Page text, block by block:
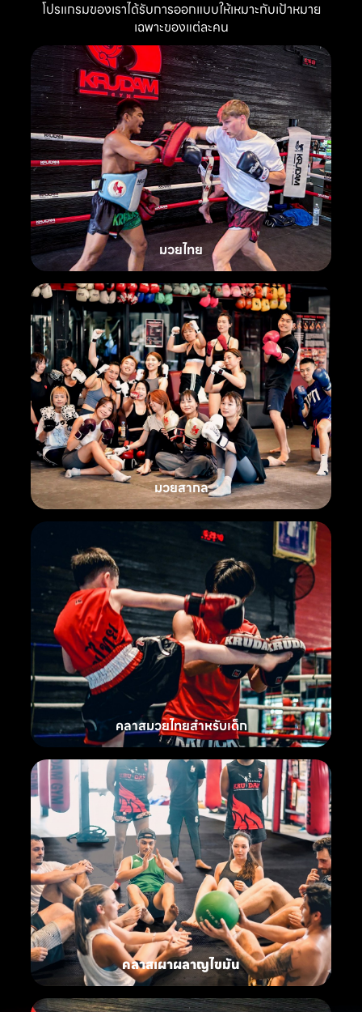
โปรแกรมของเราได้รับการออกแบบให้เหมาะกับเป้าหมาย
เฉพาะของแต่ละคน
มวยไทย
มวยสากล
คลาสมวยไทยสำหรับเด็ก
คลาสเผาผลาญไขมัน